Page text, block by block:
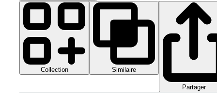
Collection Similaire
Partager